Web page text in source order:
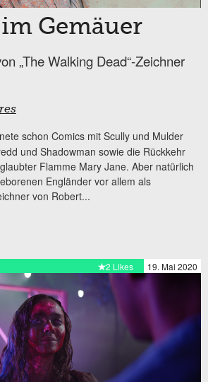
Gemäuer
„The Walking Dead“-Zeichner
schon Comics mit Scully und Mulder
und Shadowman sowie die Rückkehr
Flamme Mary Jane. Aber natürlich
Engländer vor allem als
von Robert...
19. Mai 2020
2 Likes